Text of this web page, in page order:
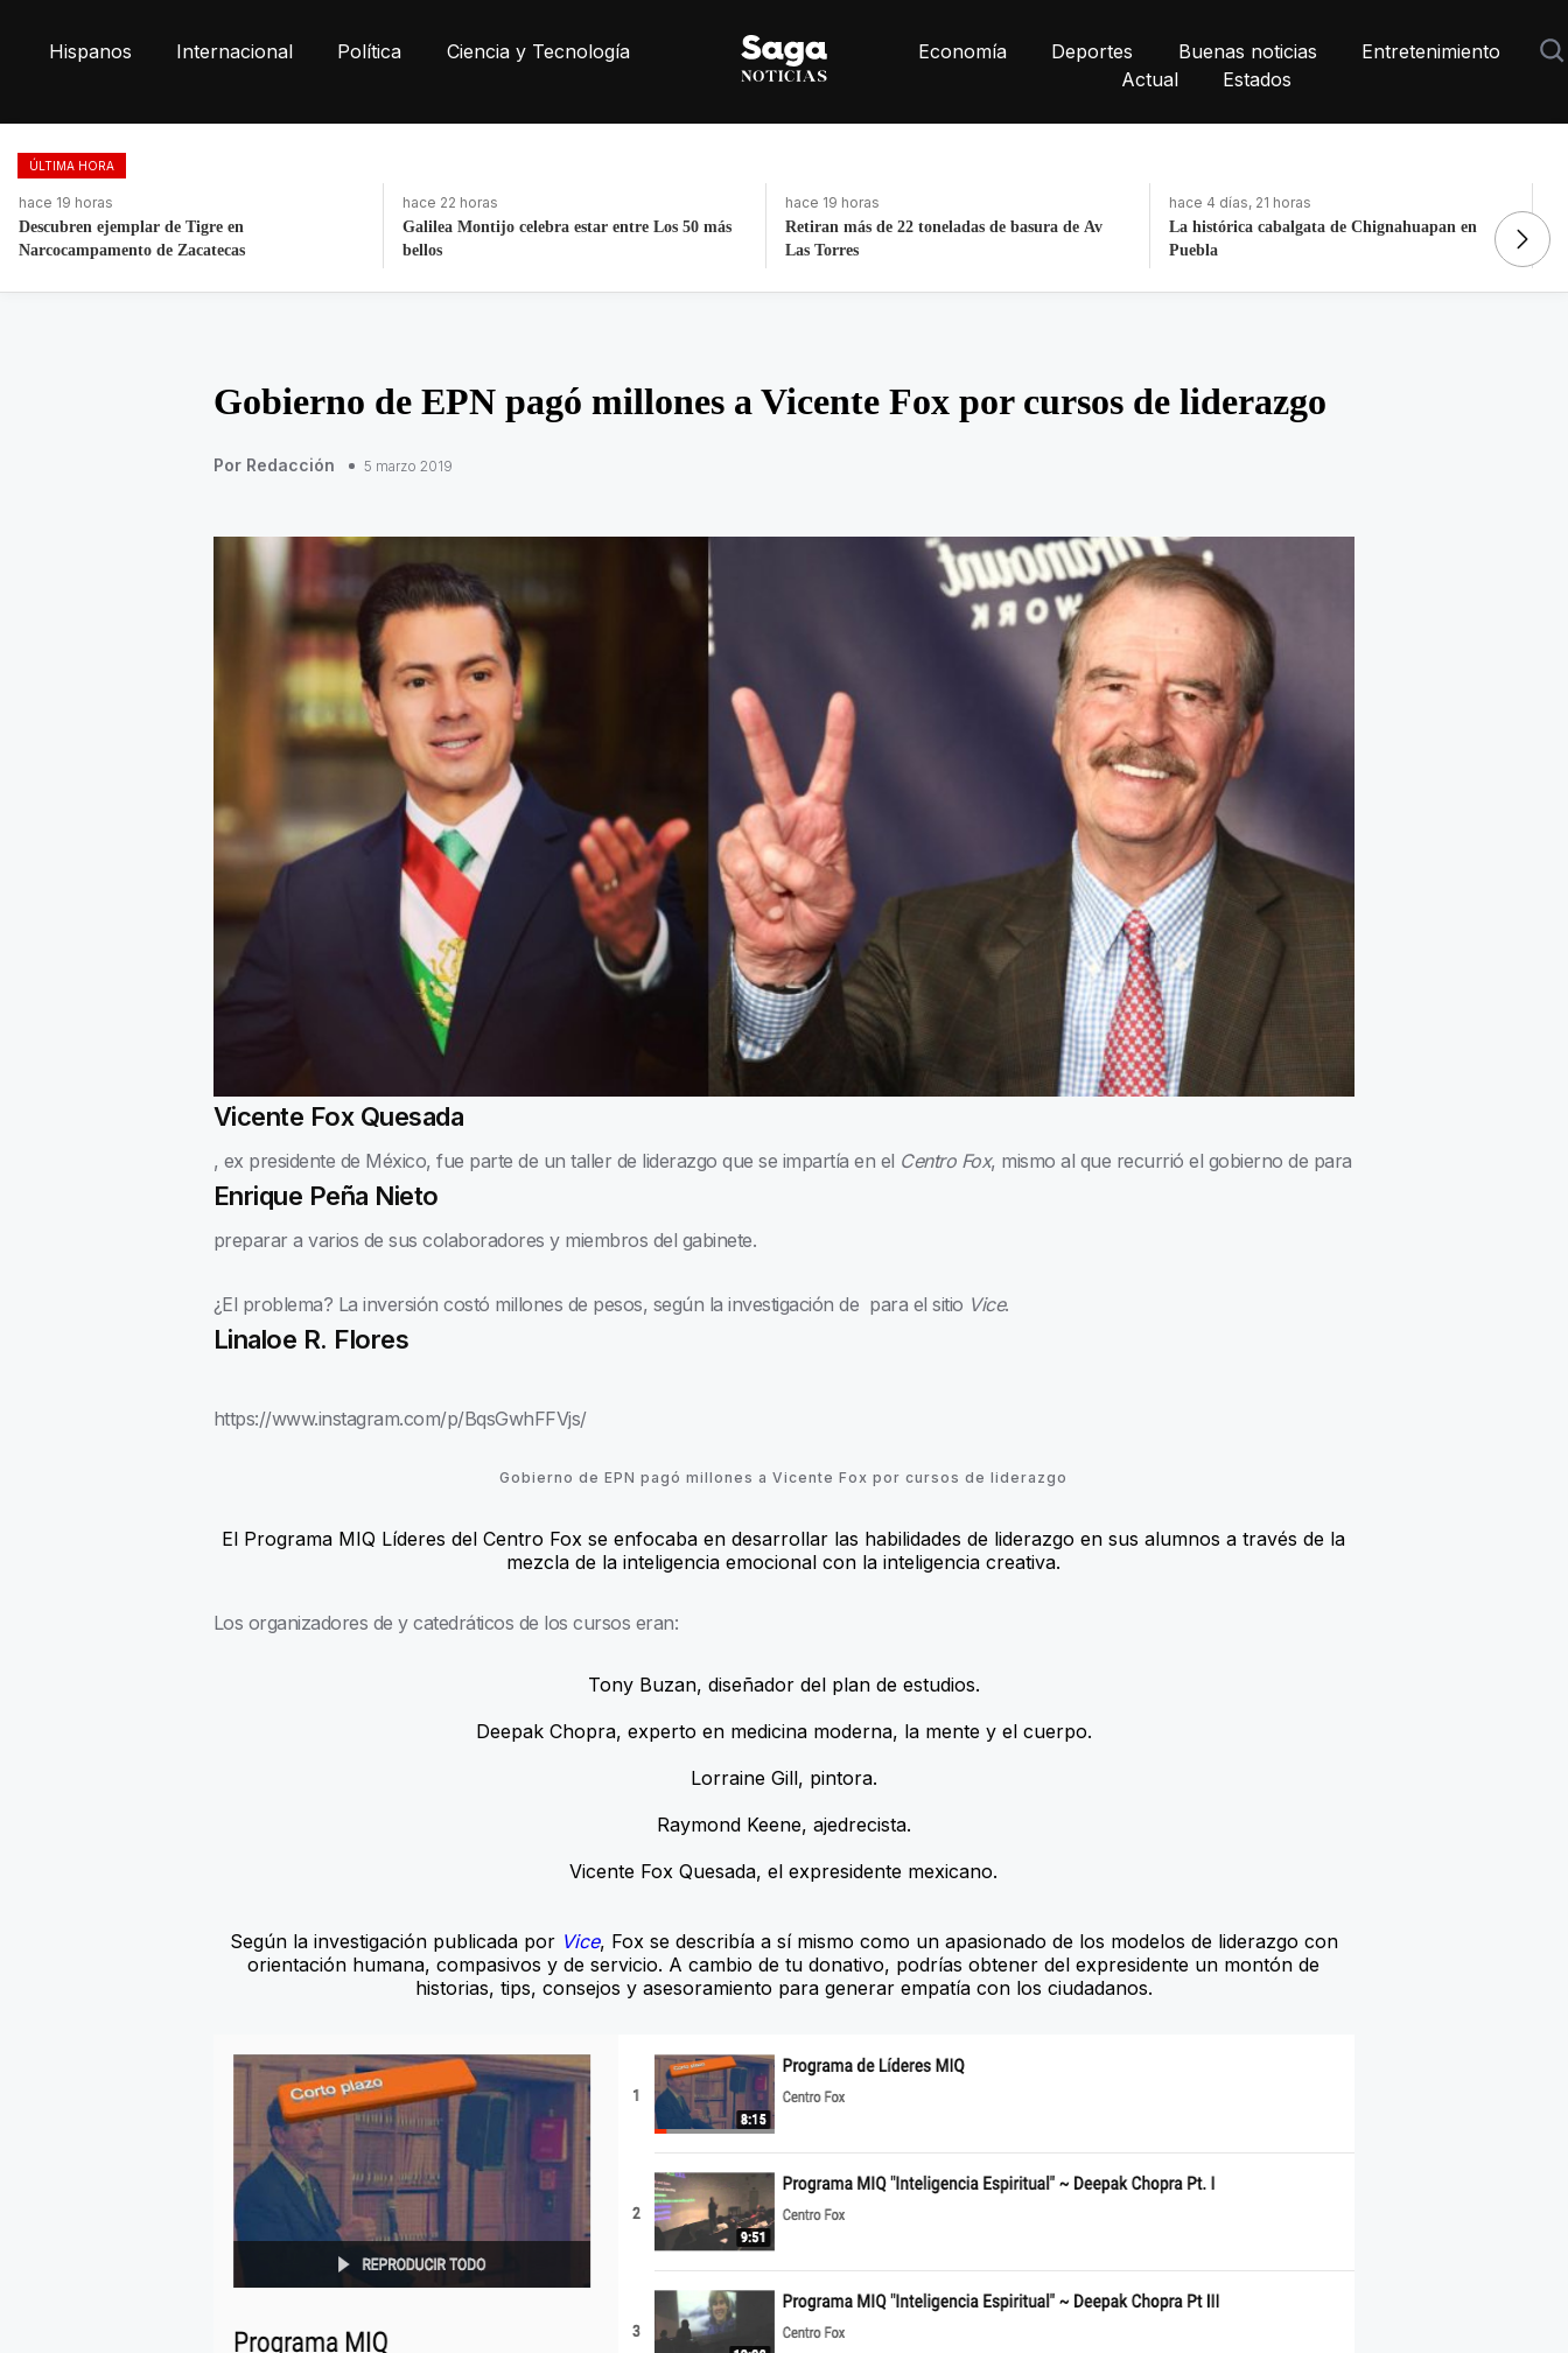
Hispanos Internacional Política Ciencia y Tecnología Economía Deportes Buenas noticias
Entretenimiento
Actual
Estados
ÚLTIMA HORA
hace 22 horas
Galilea Montijo celebra estar entre Los 50 más
bellos
hace 19 horas
Retiran más de 22 toneladas de basura de Av
Las Torres
hace 4 días, 21 horas
La histórica cabalgata de Chignahuapan en
Puebla
hace 4 días, 21 horas
Fortalece la economía circular; recupera 30
toneladas de residuos
Gobierno de EPN pagó millones a Vicente Fox por cursos de liderazgo
Por Redacción 5 marzo 2019
Vicente Fox Quesada
, ex presidente de México, fue parte de un taller de liderazgo que se impartía en el Centro Fox, mismo al que recurrió el gobierno de
Enrique Peña Nieto
para
preparar a varios de sus colaboradores y miembros del gabinete.
¿El problema? La inversión costó millones de pesos, según la investigación de
Linaloe R. Flores
para el sitio Vice.
https://www.instagram.com/p/BqsGwhFFVjs/
Gobierno de EPN pagó millones a Vicente Fox por cursos de liderazgo
El Programa MIQ Líderes del Centro Fox se enfocaba en desarrollar las habilidades de liderazgo en sus alumnos a través de la
mezcla de la inteligencia emocional con la inteligencia creativa.
Los organizadores de y catedráticos de los cursos eran:
Tony Buzan, diseñador del plan de estudios.
Deepak Chopra, experto en medicina moderna, la mente y el cuerpo.
Lorraine Gill, pintora.
Raymond Keene, ajedrecista.
Vicente Fox Quesada, el expresidente mexicano.
Según la investigación publicada por Vice, Fox se describía a sí mismo como un apasionado de los modelos de liderazgo con
orientación humana, compasivos y de servicio. A cambio de tu donativo, podrías obtener del expresidente un montón de
historias, tips, consejos y asesoramiento para generar empatía con los ciudadanos.